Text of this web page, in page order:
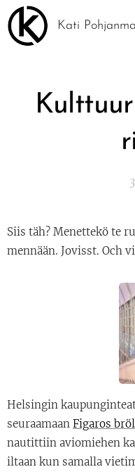
Kati
Siis täh? Menettekö te
mennään. Jovisst. Och
Helsingin
seuraamaan Figaros
nautittiin aviomiehen
iltaan kun samalla